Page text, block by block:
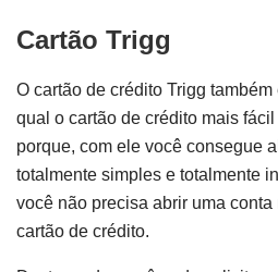
Cartão Trigg
O cartão de crédito Trigg
qual o cartão de crédito mais
porque, com ele você consegue
totalmente simples e totalmente
você não precisa abrir uma
cartão de crédito.